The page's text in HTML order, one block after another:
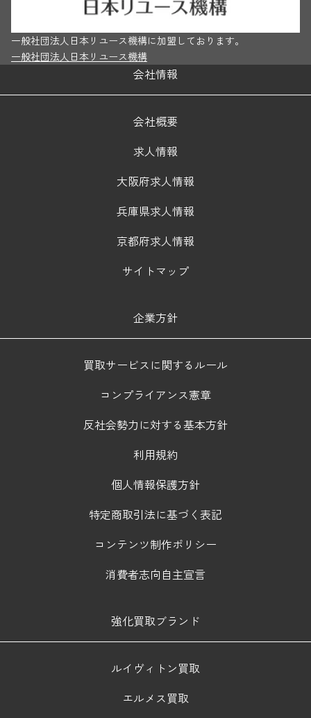
一般社団法人日本リユース機構に加盟しております。
一般社団法人日本リユース機構
会社情報
会社概要
求人情報
大阪府求人情報
兵庫県求人情報
京都府求人情報
サイトマップ
企業方針
買取サービスに関するルール
コンプライアンス憲章
反社会勢力に対する基本方針
利用規約
個人情報保護方針
特定商取引法に基づく表記
コンテンツ制作ポリシー
消費者志向自主宣言
強化買取ブランド
ルイヴィトン買取
エルメス買取